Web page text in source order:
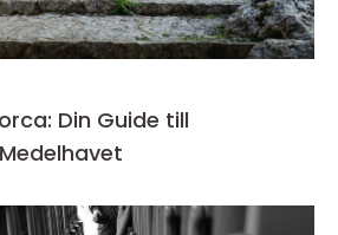
Din Guide till